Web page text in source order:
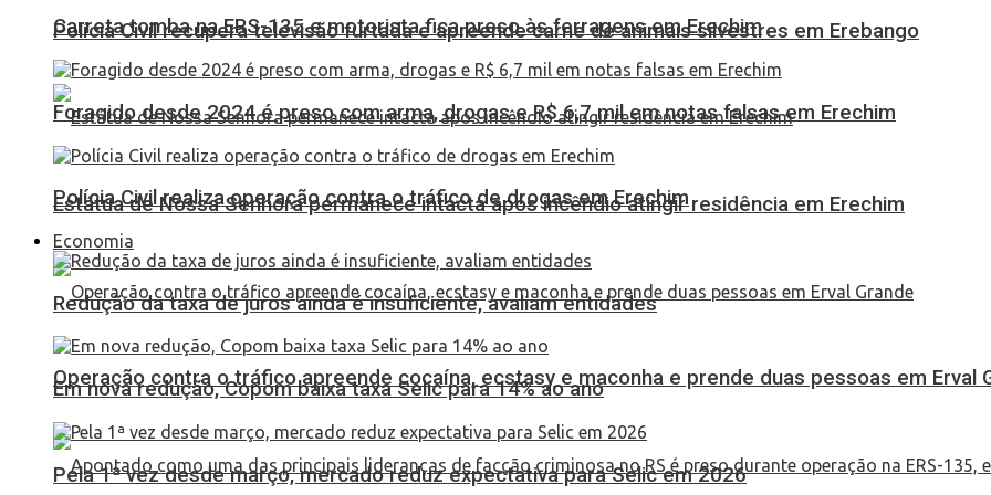
Polícia Civil recupera televisão furtada e apreende carne de animais silvestres em Erebango
Estátua de Nossa Senhora permanece intacta após incêndio atingir residência em Erechim
Operação contra o tráfico apreende cocaína, ecstasy e maconha e prende duas pessoas em Erval
Carreta tomba na ERS-135 e motorista fica preso às ferragens em Erechim
Foragido desde 2024 é preso com arma, drogas e R$ 6,7 mil em notas falsas em Erechim
Polícia Civil realiza operação contra o tráfico de drogas em Erechim
Economia
Redução da taxa de juros ainda é insuficiente, avaliam entidades
Em nova redução, Copom baixa taxa Selic para 14% ao ano
Pela 1ª vez desde março, mercado reduz expectativa para Selic em 2026